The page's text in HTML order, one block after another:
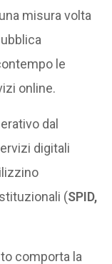
misura volta
le
online.
dal
digitali
(SPID,
comporta la